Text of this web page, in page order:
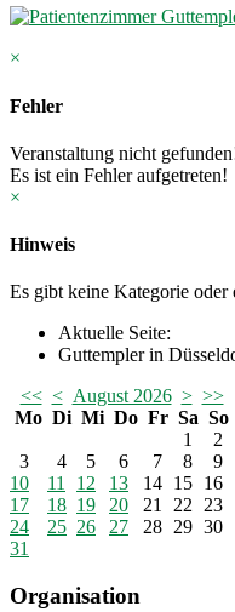
×
Fehler
Veranstaltung nicht
Es ist ein Fehler aufgetreten!
×
Hinweis
Es gibt keine Kategorie oder
Aktuelle Seite:
Guttempler in
<< < August 2026 > >>
Mo Di Mi Do Fr Sa So
1
2
3
4 5 6 7 8
9
10
11 12 13 14 15 16
17
18 19 20 21 22
23
24
25 26 27 28 29 30
31
Organisation